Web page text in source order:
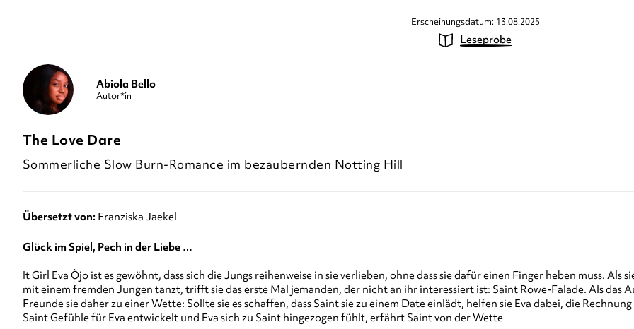
Erscheinungsdatum: 13.08.2025
Leseprobe
Abiola Bello
Autor*in
The Love Dare
Sommerliche Slow Burn-Romance im bezaubernden Notting Hill
Übersetzt von: Franziska Jaekel
Glück im Spiel, Pech in der Liebe …
It Girl Eva Òjo ist es gewöhnt, dass sich die Jungs reihenweise in sie verlieben, ohne dass sie dafür einen Finger heben muss.
mit einem fremden Jungen tanzt, trifft sie das erste Mal jemanden, der nicht an ihr interessiert ist: Saint Rowe-Falade. Als das
Freunde sie daher zu einer Wette: Sollte sie es schaffen, dass Saint sie zu einem Date einlädt, helfen sie Eva dabei, die
Saint Gefühle für Eva entwickelt und Eva sich zu Saint hingezogen fühlt, erfährt Saint von der Wette …